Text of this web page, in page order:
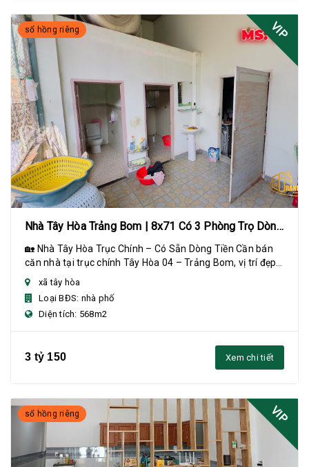
sổ hồng riêng VIP
Nhà Tây Hòa Trảng Bom | 8x71 Có 3 Phòng Trọ Dòng
Tiền
🏡 Nhà Tây Hòa Trục Chính – Có Sẵn Dòng Tiền Cần bán
căn nhà tại trục chính Tây Hòa 04 – Trảng Bom, vị trí đẹp,
khu dân cư đông, phù hợp ở kết hợp...
xã tây hòa
Loại BĐS: nhà phố
Diện tích: 568m2
3 tỷ 150 Xem chi tiết
sổ hồng riêng VIP